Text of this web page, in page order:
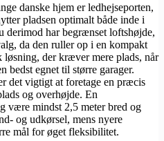
danske hjem er ledhejseporten,
pladsen optimalt både inde i
derimod har begrænset loftshøjde,
da den ruller op i en kompakt
løsning, der kræver mere plads, når
bedst egnet til større garager.
det vigtigt at foretage en præcis
og overhøjde. En
være mindst 2,5 meter bred og
og udkørsel, mens nyere
mål for øget fleksibilitet.